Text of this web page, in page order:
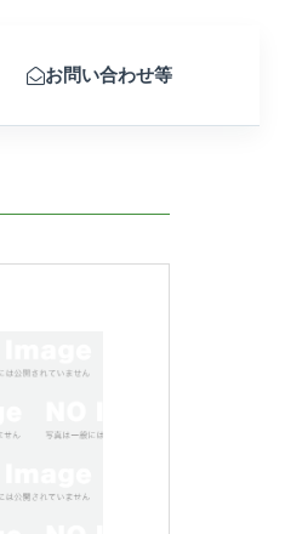
お問い合わせ等